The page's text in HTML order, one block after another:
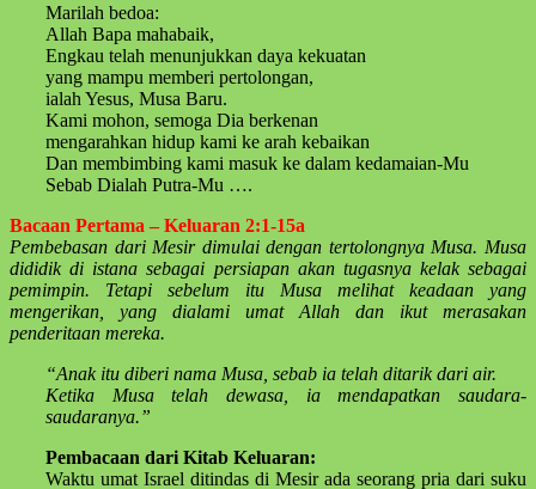
Marilah bedoa:
Allah Bapa mahabaik,
Engkau telah menunjukkan daya kekuatan
yang mampu memberi pertolongan,
ialah Yesus, Musa Baru.
Kami mohon, semoga Dia berkenan
mengarahkan hidup kami ke arah kebaikan
Dan membimbing kami masuk ke dalam kedamaian-Mu
Sebab Dialah Putra-Mu ….
Bacaan Pertama – Keluaran 2:1-15a
Pembebasan dari Mesir dimulai dengan tertolongnya Musa. Musa
dididik di istana sebagai persiapan akan tugasnya kelak sebagai
pemimpin. Tetapi sebelum itu Musa melihat keadaan yang
mengerikan, yang dialami umat Allah dan ikut merasakan
penderitaan mereka.
“Anak itu diberi nama Musa, sebab ia telah ditarik dari air.
Ketika Musa telah dewasa, ia mendapatkan saudara-
saudaranya.”
Pembacaan dari Kitab Keluaran:
Waktu umat Israel ditindas di Mesir ada seorang pria dari suku